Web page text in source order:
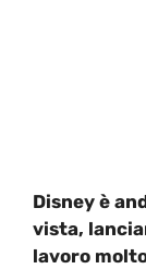
Disney è
vista,
lavoro